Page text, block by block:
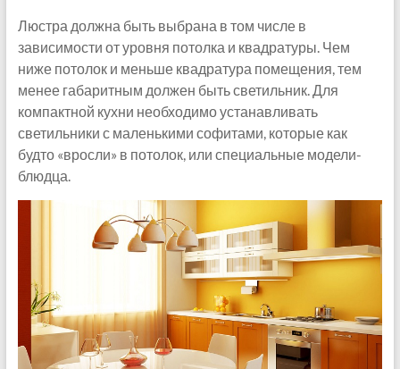
Люстра должна быть выбрана в том числе в
зависимости от уровня потолка и квадратуры. Чем
ниже потолок и меньше квадратура помещения, тем
менее габаритным должен быть светильник. Для
компактной кухни необходимо устанавливать
светильники с маленькими софитами, которые как
будто «вросли» в потолок, или специальные модели-
блюдца.